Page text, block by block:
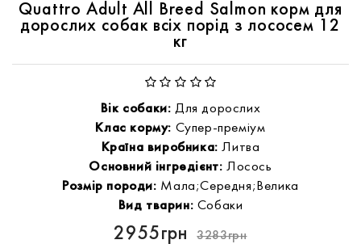
Quattro Adult All Breed Salmon корм для
дорослих собак всіх порід з лососем 12
кг
Вік собаки: Для дорослих
Клас корму: Супер-преміум
Країна виробника: Литва
Основний інгредієнт: Лосось
Розмір породи: Мала;Середня;Велика
Вид тварин: Собаки
2955грн 3283грн